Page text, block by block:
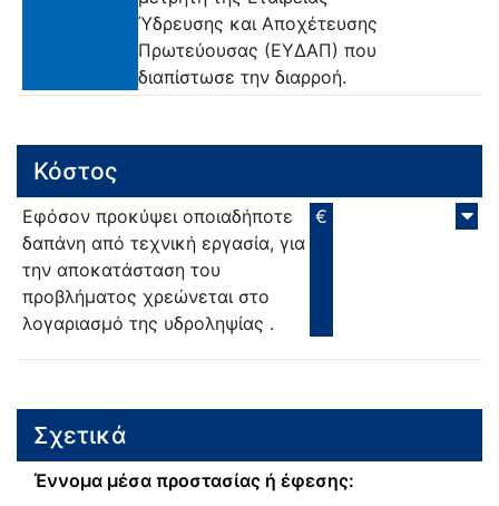
Ύδρευσης και Αποχέτευσης
Πρωτεύουσας (ΕΥΔΑΠ) που
διαπίστωσε την διαρροή.
Κόστος
Εφόσον προκύψει οποιαδήποτε
δαπάνη από τεχνική εργασία, για
την αποκατάσταση του
προβλήματος χρεώνεται στο
λογαριασμό της υδροληψίας .
€
Σχετικά
Έννομα μέσα προστασίας ή έφεσης: